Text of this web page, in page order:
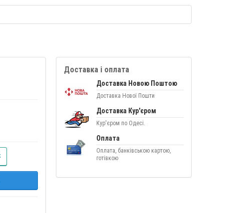
Доставка і оплата
Доставка Новою Поштою
Доставка Нової Пошти
Доставка Кур'єром
Кур'єром по Одесі.
Оплата
Оплата, банківською картою,
готівкою